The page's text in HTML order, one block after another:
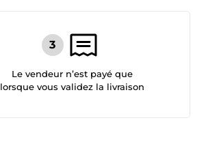
Le vendeur n’est payé que
lorsque vous validez la livraison